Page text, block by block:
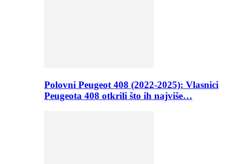
Polovni Peugeot 408 (2022-2025): Vlasnici
Peugeota 408 otkrili što ih najviše…